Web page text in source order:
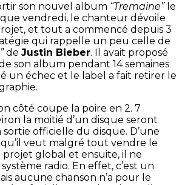
son nouvel album “Tremaine”le
vendredi, le chanteur dévoile
et tout a commencé depuis 3
qui rappelle un peu celle de
de Justin Bieber. Il avait proposé
son album pendant 14 semaines
un échec et le label a fait retirer le
côté coupe la poire en 2. 7
la moitié d’un disque seront
officielle du disque. D’une
veut malgré tout vendre le
global et ensuite, il ne
radio. En effet, c’est un
aucune chanson n’a pour le